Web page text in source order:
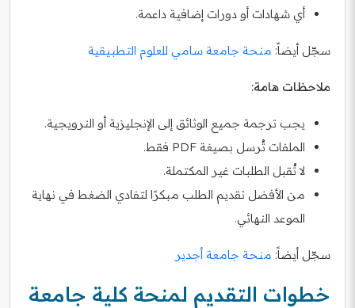
أي شهادات أو دورات إضافية داعمة.
سجّل أيضاً: منحة جامعة سامي للعلوم التطبيقية
ملاحظات هامة:
يجب ترجمة جميع الوثائق إلى الإنجليزية أو النرويجية.
الملفات تُرسل بصيغة PDF فقط.
لا تُقبل الطلبات غير المكتملة.
من الأفضل تقديم الطلب مبكرًا لتفادي الضغط في نهاية
الموعد النهائي.
سجّل أيضاً: منحة جامعة أجدير
خطوات التقديم لمنحة كلية جامعة